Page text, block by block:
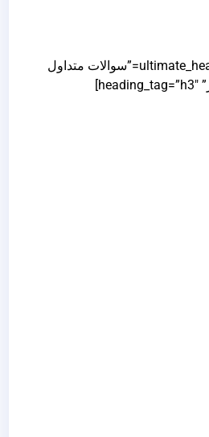
[ultimate_heading main_heading=”سوالات متداول
تعمیرات کامپیوتر ایسر” heading_tag=”h3″]